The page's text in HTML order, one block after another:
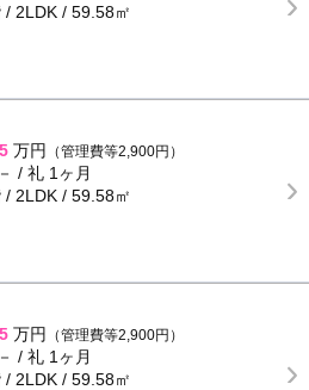
/ 2LDK / 59.58㎡
万円 （管理費等2,900円）
/ 礼 1ヶ月
/ 2LDK / 59.58㎡
万円 （管理費等2,900円）
/ 礼 1ヶ月
/ 2LDK / 59.58㎡